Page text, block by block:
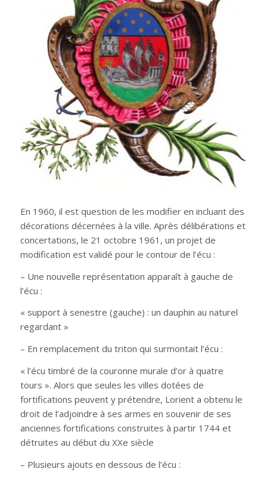
En 1960, il est question de les modifier en incluant des
décorations décernées à la ville. Après délibérations et
concertations, le 21 octobre 1961, un projet de
modification est validé pour le contour de l’écu :
– Une nouvelle représentation apparaît à gauche de
l’écu :
« support à senestre (gauche) : un dauphin au naturel
regardant »
– En remplacement du triton qui surmontait l’écu :
« l’écu timbré de la couronne murale d’or à quatre
tours ». Alors que seules les villes dotées de
fortifications peuvent y prétendre, Lorient a obtenu le
droit de l’adjoindre à ses armes en souvenir de ses
anciennes fortifications construites à partir 1744 et
détruites au début du XXe siècle
– Plusieurs ajouts en dessous de l’écu :